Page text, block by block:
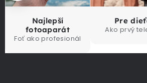
Najlepší
fotoaparát
Foť ako profesionál
Pre
Ako prvý